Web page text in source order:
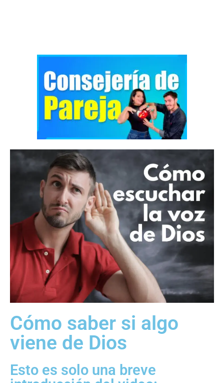
Cómo saber si algo
viene de Dios
Esto es solo una breve